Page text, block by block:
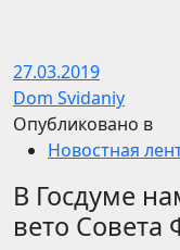
27.03.2019
Dom Svidaniy
Опубликовано в
Новостная
В Госдуме
вето Совета